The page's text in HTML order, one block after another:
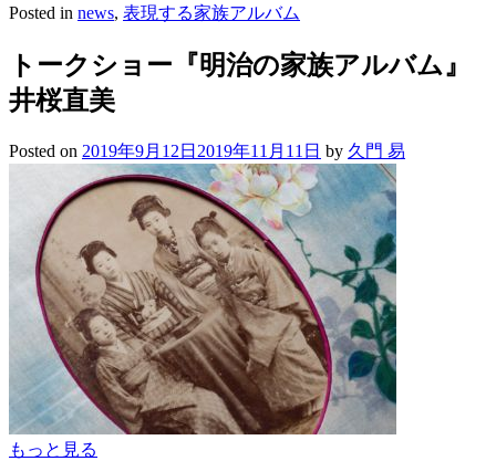
Posted in news, 表現する家族アルバム
トークショー『明治の家族アルバム』
井桜直美
Posted on 2019年9月12日 2019年11月11日 by 久門 易
もっと見る